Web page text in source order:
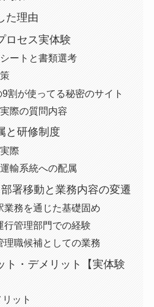
た理由
ロセス実体験
ートと書類選考
9割が使ってる秘密のサイト
際の質問内容
と研修制度
際
輸系統への配属
署移動と業務内容の変遷
業務を通じた基礎固め
行管理部門での経験
理職候補としての業務
ト・デメリット【実体験
ット